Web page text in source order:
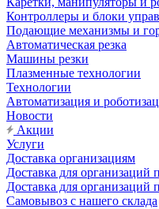
Контроллеры и блоки
Подающие механизмы и
Автоматическая резка
Машины резки
Плазменные технологии
Технологии
Автоматизация и
Новости
Акции
Услуги
Доставка организациям
Доставка для организаций
Доставка для организаций
Самовывоз с нашего склада